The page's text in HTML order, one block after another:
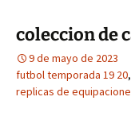
coleccion de
9 de mayo de 2023
futbol temporada 19 20,
replicas de